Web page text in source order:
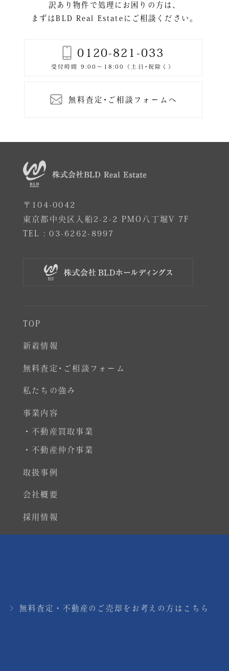
訳あり物件で処理にお困りの方は、
まずはBLD Real Estateにご相談ください。
0120-821-033
無料査定･ご相談フォームへ
〒104-0042
東京都中央区入船2-2-2 PMO八丁堀V 7F
TEL :03-6262-8997
TOP
新着情報
無料査定･ご相談フォーム
私たちの強み
事業内容
・不動産買取事業
・不動産仲介事業
取扱事例
会社概要
採用情報
無料査定・不動産のご売却をお考えの方はこちら